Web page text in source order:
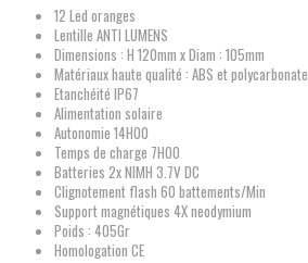
12 Led oranges
Lentille ANTI LUMENS
Dimensions : H 120mm x Diam : 105mm
Matériaux haute qualité : ABS et polycarbonate
Etanchéité IP67
Alimentation solaire
Autonomie 14H00
Temps de charge 7H00
Batteries 2x NIMH 3.7V DC
Clignotement flash 60 battements/Min
Support magnétiques 4X neodymium
Poids : 405Gr
Homologation CE